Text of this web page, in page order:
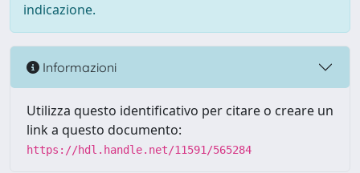
indicazione.
Informazioni
Utilizza questo identificativo per citare o creare un
link a questo documento:
https://hdl.handle.net/11591/565284